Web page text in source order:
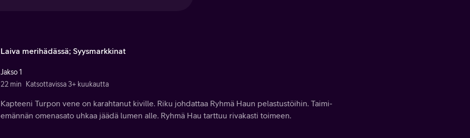
Laiva merihädässä; Syysmarkkinat
Jakso 1
22 min
Katsottavissa 3+ kuukautta
Kapteeni Turpon vene on karahtanut kiville. Riku johdattaa Ryhmä Haun pelastustöihin. Taimi-
emännän omenasato uhkaa jäädä lumen alle. Ryhmä Hau tarttuu rivakasti toimeen.